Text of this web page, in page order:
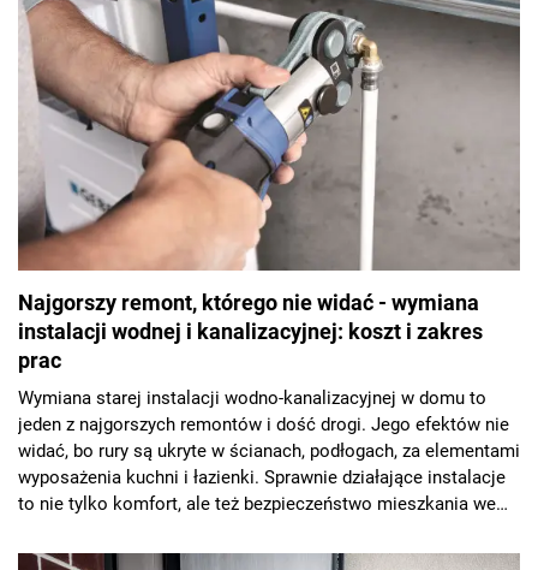
więcej, ale najważniejszą jest trwałość, znacznie
przewyższająca panele laminowane, zwłaszcza słabej jakości.
Najgorszy remont, którego nie widać - wymiana
instalacji wodnej i kanalizacyjnej: koszt i zakres
prac
Wymiana starej instalacji wodno-kanalizacyjnej w domu to
jeden z najgorszych remontów i dość drogi. Jego efektów nie
widać, bo rury są ukryte w ścianach, podłogach, za elementami
wyposażenia kuchni i łazienki. Sprawnie działające instalacje
to nie tylko komfort, ale też bezpieczeństwo mieszkania we
instalacji wodnej i kanalizacyjnej i ile trzeba zapłacić